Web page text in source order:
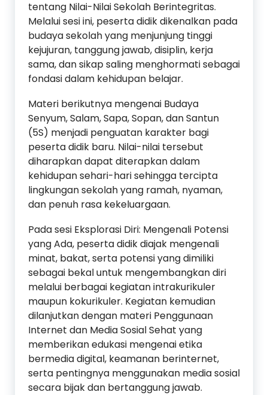
tentang Nilai-Nilai Sekolah Berintegritas.
Melalui sesi ini, peserta didik dikenalkan pada
budaya sekolah yang menjunjung tinggi
kejujuran, tanggung jawab, disiplin, kerja
sama, dan sikap saling menghormati sebagai
fondasi dalam kehidupan belajar.
Materi berikutnya mengenai Budaya
Senyum, Salam, Sapa, Sopan, dan Santun
(5S) menjadi penguatan karakter bagi
peserta didik baru. Nilai-nilai tersebut
diharapkan dapat diterapkan dalam
kehidupan sehari-hari sehingga tercipta
lingkungan sekolah yang ramah, nyaman,
dan penuh rasa kekeluargaan.
Pada sesi Eksplorasi Diri: Mengenali Potensi
yang Ada, peserta didik diajak mengenali
minat, bakat, serta potensi yang dimiliki
sebagai bekal untuk mengembangkan diri
melalui berbagai kegiatan intrakurikuler
maupun kokurikuler. Kegiatan kemudian
dilanjutkan dengan materi Penggunaan
Internet dan Media Sosial Sehat yang
memberikan edukasi mengenai etika
bermedia digital, keamanan berinternet,
serta pentingnya menggunakan media sosial
secara bijak dan bertanggung jawab.